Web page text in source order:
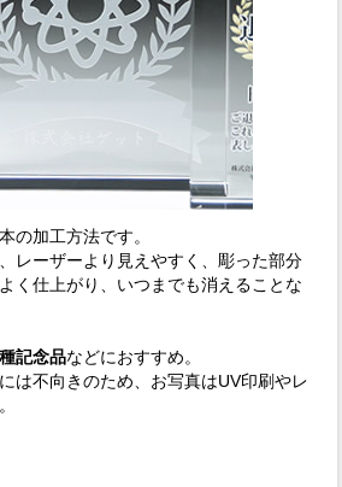
の加工方法です。
レーザーより見えやすく、彫った部分
く仕上がり、いつまでも消えることな
記念品などにおすすめ。
は不向きのため、お写真はUV印刷やレ